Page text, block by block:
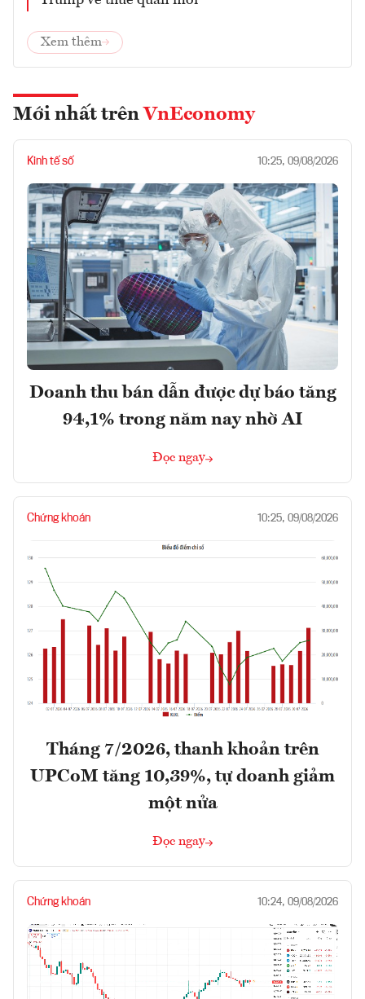
Xem thêm
Mới nhất trên VnEconomy
Kinh tế số 10:25, 09/08/2026
Doanh thu bán dẫn được dự báo tăng
94,1% trong năm nay nhờ AI
Đọc ngay
Chứng khoán 10:25, 09/08/2026
Tháng 7/2026, thanh khoản trên
UPCoM tăng 10,39%, tự doanh giảm
một nửa
Đọc ngay
Chứng khoán 10:24, 09/08/2026